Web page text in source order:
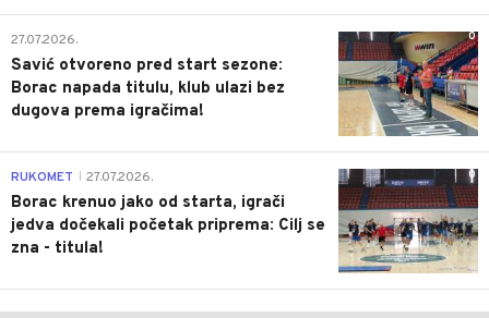
0
27.07.2026.
Savić otvoreno pred start sezone:
Borac napada titulu, klub ulazi bez
dugova prema igračima!
0
RUKOMET 27.07.2026.
Borac krenuo jako od starta, igrači
jedva dočekali početak priprema: Cilj se
zna - titula!